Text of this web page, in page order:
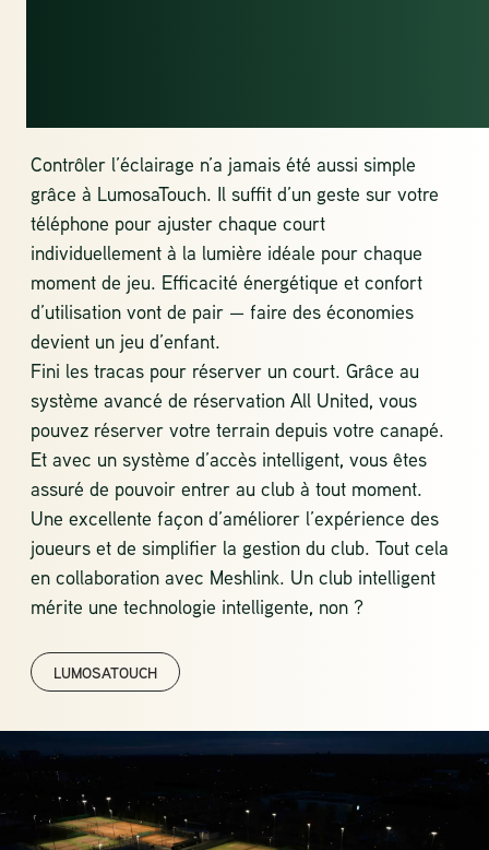
Contrôler l’éclairage n’a jamais été aussi simple
grâce à LumosaTouch. Il suffit d’un geste sur votre
téléphone pour ajuster chaque court
individuellement à la lumière idéale pour chaque
moment de jeu. Efficacité énergétique et confort
d’utilisation vont de pair — faire des économies
devient un jeu d’enfant.
Fini les tracas pour réserver un court. Grâce au
système avancé de réservation All United, vous
pouvez réserver votre terrain depuis votre canapé.
Et avec un système d’accès intelligent, vous êtes
assuré de pouvoir entrer au club à tout moment.
Une excellente façon d’améliorer l’expérience des
joueurs et de simplifier la gestion du club. Tout cela
en collaboration avec Meshlink. Un club intelligent
mérite une technologie intelligente, non ?
LUMOSATOUCH